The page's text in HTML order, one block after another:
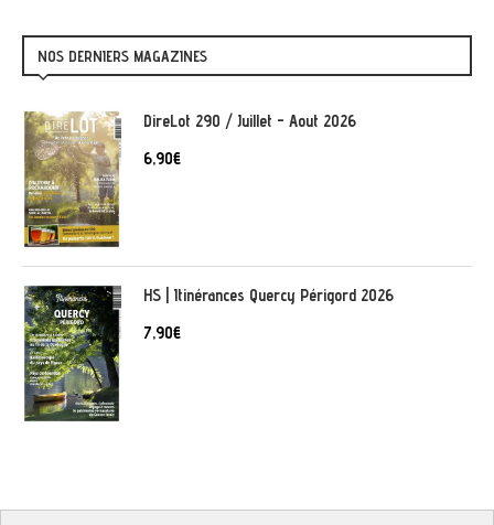
NOS DERNIERS MAGAZINES
DireLot 290 / Juillet - Aout 2026
6,90€
HS | Itinérances Quercy Périgord 2026
7,90€